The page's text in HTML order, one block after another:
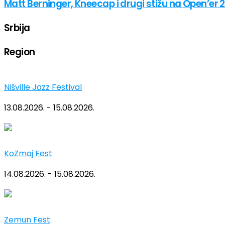
Matt Berninger, Kneecap i drugi stižu na Open’er
Srbija
Region
Nišville Jazz Festival
13.08.2026. - 15.08.2026.
KoZmaj Fest
14.08.2026. - 15.08.2026.
Zemun Fest